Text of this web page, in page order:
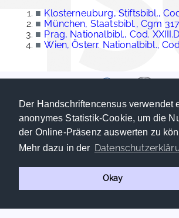
Der Handschriftencensus verwendet
anonymes Statistik-Cookie, um die
der Online-Präsenz auswerten zu
Mehr dazu in der
Okay
■ Klosterneuburg, Stiftsbibl.,
■ München, Staatsbibl., Cgm 317
■ Prag, Nationalbibl., Cod.
■ Wien, Österr. Nationalbibl.,